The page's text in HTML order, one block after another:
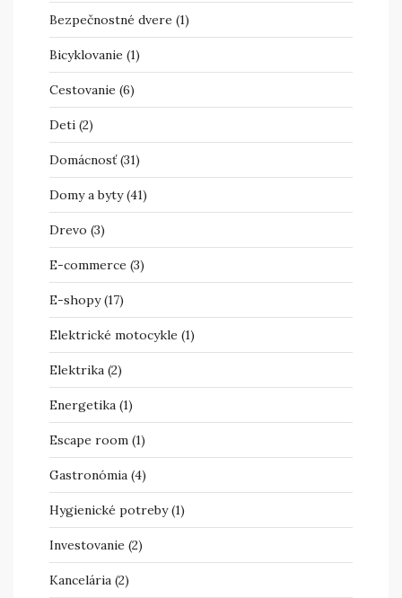
Bezpečnostné dvere (1)
Bicyklovanie (1)
Cestovanie (6)
Deti (2)
Domácnosť(31)
Domy a byty(41)
Drevo (3)
E-commerce (3)
E-shopy(17)
Elektrické motocykle (1)
Elektrika (2)
Energetika (1)
Escape room (1)
Gastronómia (4)
Hygienické potreby(1)
Investovanie (2)
Kancelária (2)